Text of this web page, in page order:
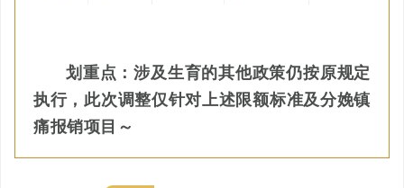
划重点：涉及生育的其他政策仍按原规定
执行，此次调整仅针对上述限额标准及分娩镇
痛报销项目～